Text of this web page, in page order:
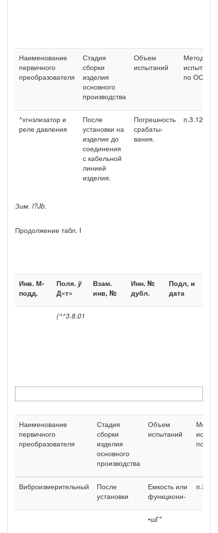
Наименование
первичного
преобразователя
Стадия
сборки
изделия
основного
производства
Объем
испытаний
Методы
испытаний
по ОСТ
^хгнзлизатор и
реле давления
После
установки на
изделие до
соедине­ния
с кабельной
ли­нией
изделия.
Погрешность
срабаты­
вания.
п.3.12
Зим. l?Jb.
Продолжение табл. I
Инв. М-
подд.
Поля. ў
Д«т»
Взам.
инв, №
Инн. №
дубл.
Подл, и
дата
(^^3.8.01
Наименование
первичного
преобразователя
Стадия
сборки
изделия
основного
производства
Объем
испытаний
по
Виброизмерительный
После
установки
Емкость или
функциони-
п.3.10
•шГ*